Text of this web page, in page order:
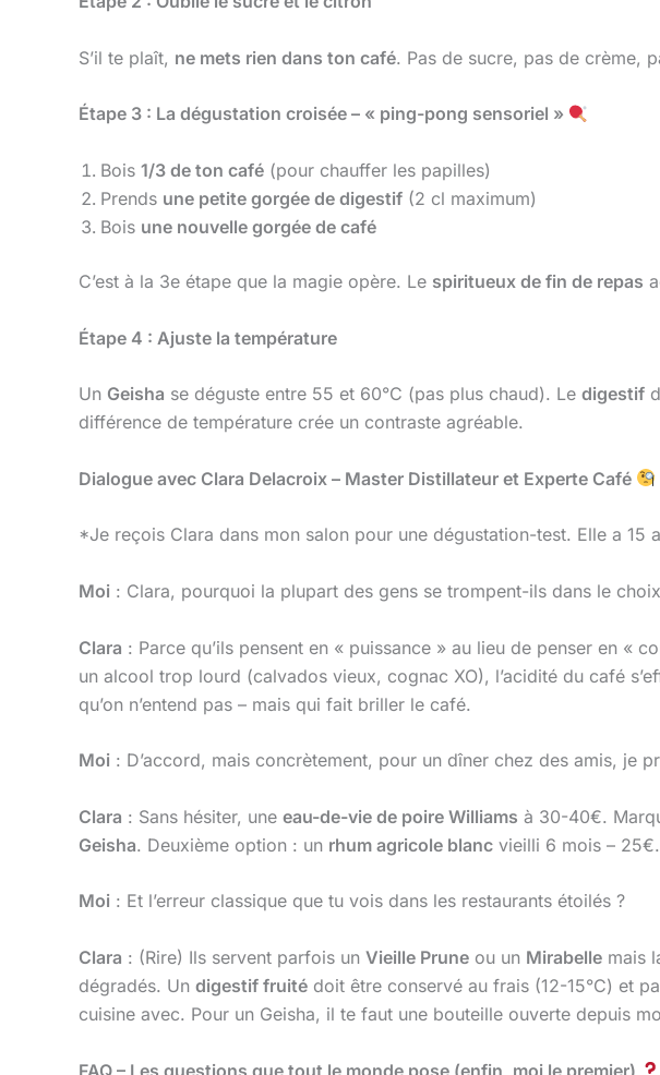
S’il te plaît, ne mets rien dans ton café. Pas de sucre, pas de crème,
Étape 3 : La dégustation croisée – « ping-pong sensoriel »
Bois 1/3 de ton café (pour chauffer les papilles)
Prends une petite gorgée de digestif (2 cl maximum)
Bois une nouvelle gorgée de café
C’est à la 3e étape que la magie opère. Le spiritueux de fin de repas
Étape 4 : Ajuste la température
Un Geisha se déguste entre 55 et 60°C (pas plus chaud). Le digestif
différence de température crée un contraste agréable.
Dialogue avec Clara Delacroix – Master Distillateur et Experte Café
*Je reçois Clara dans mon salon pour une dégustation-test. Elle a 15
Moi : Clara, pourquoi la plupart des gens se trompent-ils dans le
Clara : Parce qu’ils pensent en « puissance » au lieu de penser en «
un alcool trop lourd (calvados vieux, cognac XO), l’acidité du café
qu’on n’entend pas – mais qui fait briller le café.
Moi : D’accord, mais concrètement, pour un dîner chez des amis, je
Clara : Sans hésiter, une eau-de-vie de poire Williams à 30-40€.
Geisha. Deuxième option : un rhum agricole blanc vieilli 6 mois –
Moi : Et l’erreur classique que tu vois dans les restaurants étoilés ?
Clara : (Rire) Ils servent parfois un Vieille Prune ou un Mirabelle mais
dégradés. Un digestif fruité doit être conservé au frais (12-15°C) et
cuisine avec. Pour un Geisha, il te faut une bouteille ouverte depuis
FAQ – Les questions que tout le monde pose (enfin, moi le premier)